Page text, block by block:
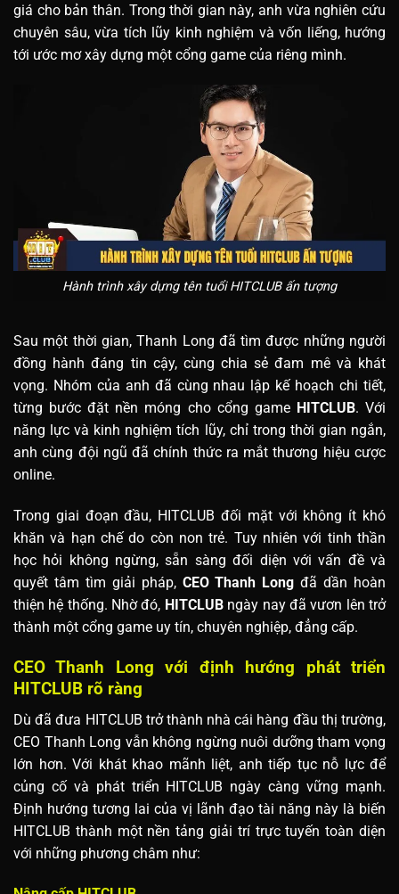
giá cho bản thân. Trong thời gian này, anh vừa nghiên cứu
chuyên sâu, vừa tích lũy kinh nghiệm và vốn liếng, hướng
tới ước mơ xây dựng một cổng game của riêng mình.
Hành trình xây dựng tên tuổi HITCLUB ấn tượng
Sau một thời gian, Thanh Long đã tìm được những người
đồng hành đáng tin cậy, cùng chia sẻ đam mê và khát
vọng. Nhóm của anh đã cùng nhau lập kế hoạch chi tiết,
từng bước đặt nền móng cho cổng game HITCLUB. Với
năng lực và kinh nghiệm tích lũy, chỉ trong thời gian ngắn,
anh cùng đội ngũ đã chính thức ra mắt thương hiệu cược
online.
Trong giai đoạn đầu, HITCLUB đối mặt với không ít khó
khăn và hạn chế do còn non trẻ. Tuy nhiên với tinh thần
học hỏi không ngừng, sẵn sàng đối diện với vấn đề và
quyết tâm tìm giải pháp, CEO Thanh Long đã dần hoàn
thiện hệ thống. Nhờ đó, HITCLUBngày nay đã vươn lên trở
thành một cổng game uy tín, chuyên nghiệp, đẳng cấp.
CEO Thanh Long với định hướng phát triển
HITCLUB rõ ràng
Dù đã đưa HITCLUB trở thành nhà cái hàng đầu thị trường,
CEO Thanh Long vẫn không ngừng nuôi dưỡng tham vọng
lớn hơn. Với khát khao mãnh liệt, anh tiếp tục nỗ lực để
củng cố và phát triển HITCLUB ngày càng vững mạnh.
Định hướng tương lai của vị lãnh đạo tài năng này là biến
HITCLUB thành một nền tảng giải trí trực tuyến toàn diện
với những phương châm như: